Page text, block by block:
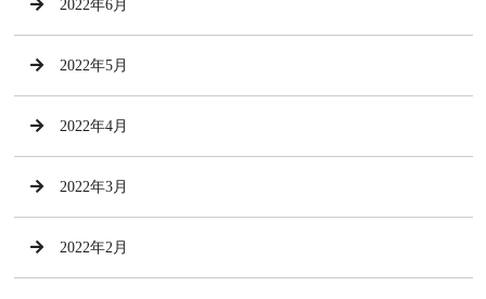
2022年6月
2022年5月
2022年4月
2022年3月
2022年2月